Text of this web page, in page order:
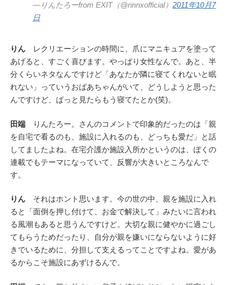
—りんたろーfrom EXIT（@rinnxofficial） 2011年10月7
日
りん レクリエーションの時間に、爪にマニキュアを塗って
あげると、すごく喜びます。やっぱり女性なんで。あと、半
分くらいネタなんですけど「あなたが隣に寝てくれないと眠
れない」っていうおばあちゃんがいて、どうしようと思った
んですけど、ぱっと見たらもう寝てたとか(笑)。
田端 りんたろー。さんのコメントで印象的だったのは「親
を自宅で看るのも、施設に入れるのも、どっちも愛だ」と話
してましたよね。在宅介護か施設入所かというのは、ぼくの
連載でもテーマになっていて、反響が大きいところなんで
す。
りん それはホント思います。今の世の中、親を施設に入れ
ると「面倒を押し付けて、お金で解決して」みたいに言われ
る風潮もあると思うんですけど。大切な親に健やかに過ごし
てもらうためだったり、自分が親を嫌いにならないように好
きでいるために、分担して支えるってことですよね。愛があ
るからこそ施設にあずけるんで。